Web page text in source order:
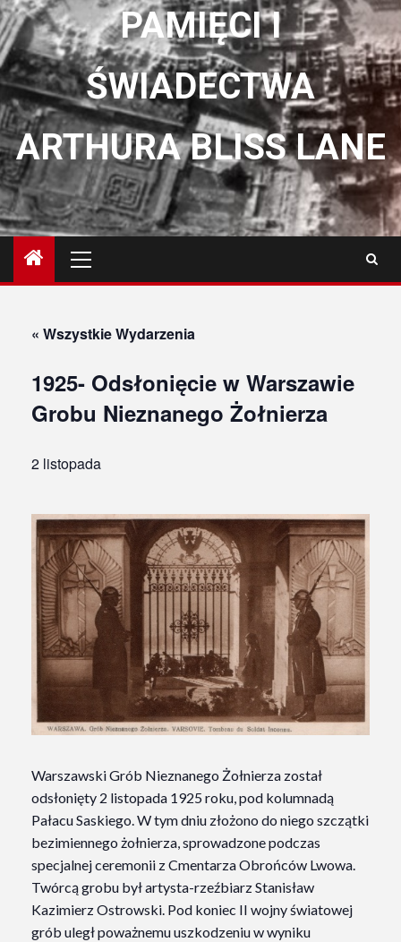
PAMIĘCI I
ŚWIADECTWA
ARTHURA BLISS LANE
główne
« Wszystkie Wydarzenia
1925- Odsłonięcie w Warszawie
Grobu Nieznanego Żołnierza
2 listopada
Warszawski Grób Nieznanego Żołnierza został
odsłonięty 2 listopada 1925 roku, pod kolumnadą
Pałacu Saskiego. W tym dniu złożono do niego szczątki
bezimiennego żołnierza, sprowadzone podczas
specjalnej ceremonii z Cmentarza Obrońców Lwowa.
Twórcą grobu był artysta-rzeźbiarz Stanisław
Kazimierz Ostrowski. Pod koniec II wojny światowej
grób uległ poważnemu uszkodzeniu w wyniku